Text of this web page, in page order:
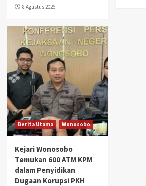
8 Agustus 2026
Berita Utama Wonosobo
Kejari Wonosobo
Temukan 600 ATM KPM
dalam Penyidikan
Dugaan Korupsi PKH